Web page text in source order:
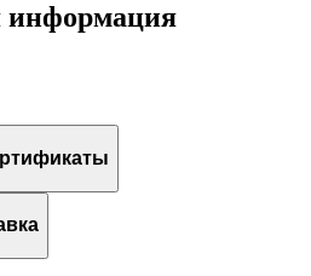
информация